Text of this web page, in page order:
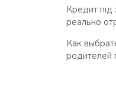
Кредит під
реально
Как
родителей